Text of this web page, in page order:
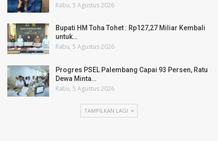
Rabu, 5 Agustus 2026
Bupati HM Toha Tohet : Rp127,27 Miliar Kembali
untuk…
Rabu, 5 Agustus 2026
Progres PSEL Palembang Capai 93 Persen, Ratu
Dewa Minta…
Rabu, 5 Agustus 2026
TAMPILKAN LAGI